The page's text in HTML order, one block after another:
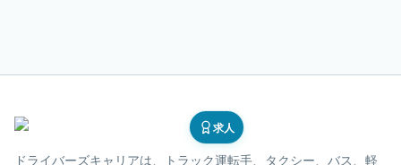
求人
ドライバーズキャリアは、トラック運転手、タクシー、バス、軽